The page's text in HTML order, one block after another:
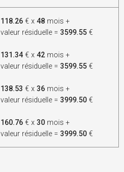
118.26 € x48 mois +
valeur résiduelle =3599.55 €
131.34 € x42 mois +
valeur résiduelle =3599.55 €
138.53 € x36 mois +
valeur résiduelle =3999.50 €
160.76 € x30 mois +
valeur résiduelle =3999.50 €